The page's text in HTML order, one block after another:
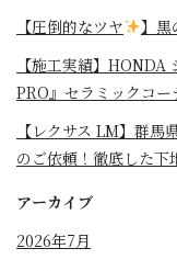
【圧倒的なツヤ
】黒
【施工実績】
PRO』セラミックコ
【レクサス LM】群馬
のご依頼！徹底した下
アーカイブ
2026年7月